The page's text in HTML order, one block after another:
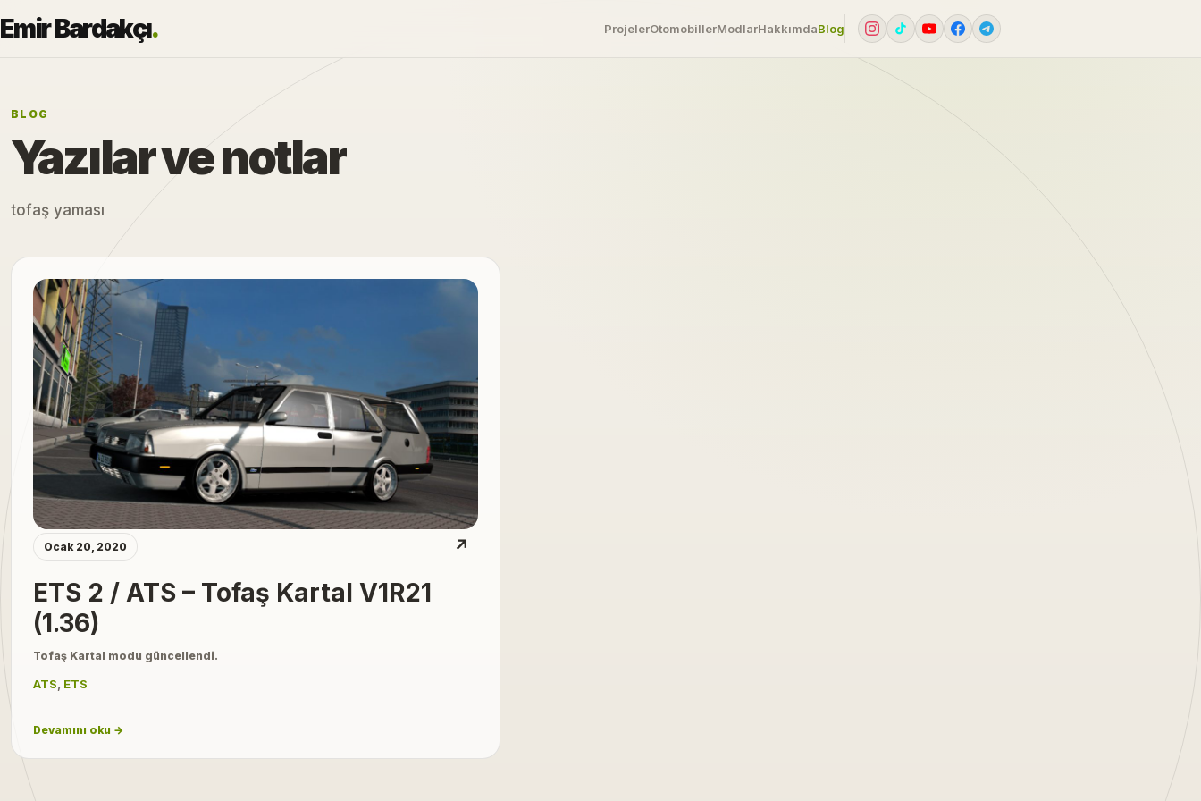
Emir Bardakçı. ProjelerOtomobillerModlarHakkımdaBlog
BLOG
Yazılar ve notlar
tofaş yaması
Ocak 20, 2020 ↗
ETS 2 / ATS – Tofaş Kartal V1R21
(1.36)
Tofaş Kartal modu güncellendi.
ATS ETS
Devamını oku →